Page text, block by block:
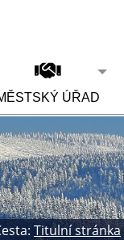
ÚŘAD
Titulní stránka